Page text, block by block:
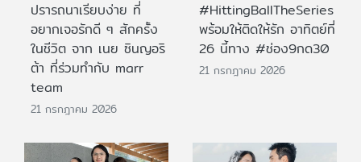
ปรารถนาเรียบง่าย ที่
อยากเจอรักดี ๆ สักครั้ง
ในชีวิต จาก เนย ซินญอริ
ต้า ที่ร่วมทำกับ marr
team
21 กรกฎาคม 2026
#HittingBallTheSeries
พร้อมให้ติดให้รัก อาทิตย์ที่
26 นี้ทาง #ช่อง9กด30
21 กรกฎาคม 2026